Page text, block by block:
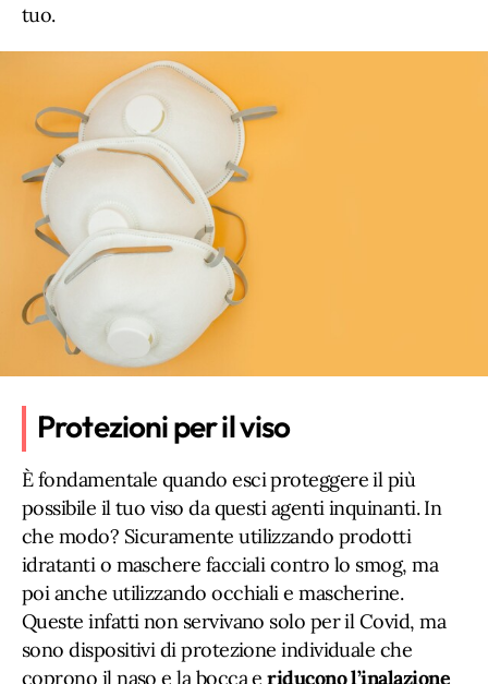
tuo.
Protezioni per il viso
È fondamentale quando esci proteggere il più
possibile il tuo viso da questi agenti inquinanti. In
che modo? Sicuramente utilizzando prodotti
idratanti o maschere facciali contro lo smog, ma
poi anche utilizzando occhiali e mascherine.
Queste infatti non servivano solo per il Covid, ma
sono dispositivi di protezione individuale che
coprono il naso e la bocca eriducono l’inalazione